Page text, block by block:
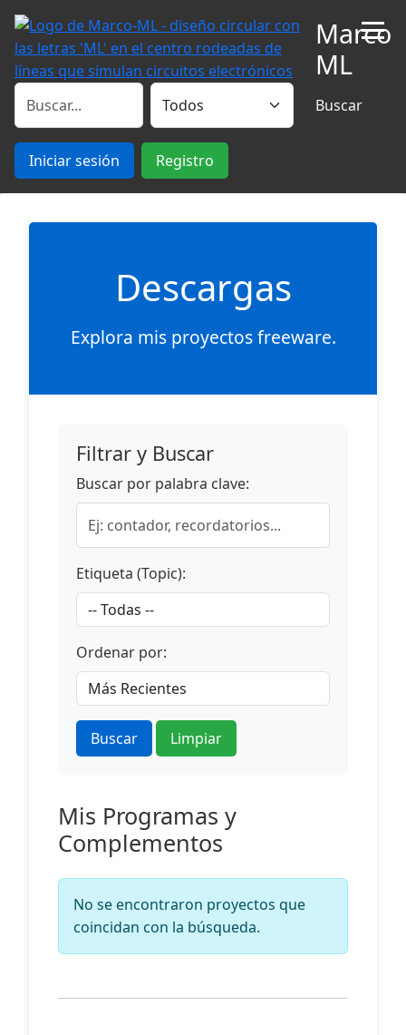
Marco
ML
Buscar
Iniciar sesión Registro
Descargas
Explora mis proyectos freeware.
Filtrar y Buscar
Buscar por palabra clave:
Etiqueta (Topic):
Ordenar por:
Buscar Limpiar
Mis Programas y
Complementos
No se encontraron proyectos que
coincidan con la búsqueda.